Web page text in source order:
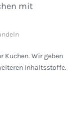
mit
Kuchen. Wir geben
Inhaltsstoffe.